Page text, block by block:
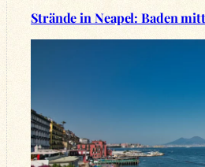
Strände in Neapel: Baden